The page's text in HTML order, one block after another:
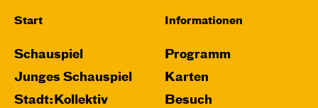
Start
Schauspiel
Junges Schauspiel
Stadt:Kollektiv
Informationen
Programm
Karten
Besuch